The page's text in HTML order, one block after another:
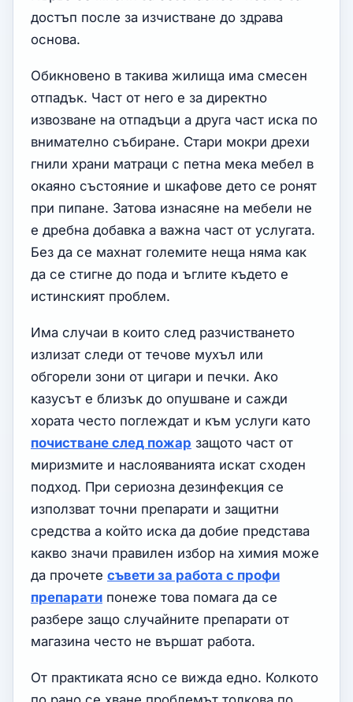
достъп после за изчистване до здрава
основа.
Обикновено в такива жилища има смесен
отпадък. Част от него е за директно
извозване на отпадъци а друга част иска по
внимателно събиране. Стари мокри дрехи
гнили храни матраци с петна мека мебел в
окаяно състояние и шкафове дето се ронят
при пипане. Затова изнасяне на мебели не
е дребна добавка а важна част от услугата.
Без да се махнат големите неща няма как
да се стигне до пода и ъглите където е
истинският проблем.
Има случаи в които след разчистването
излизат следи от течове мухъл или
обгорели зони от цигари и печки. Ако
казусът е близък до опушване и сажди
хората често поглеждат и към услуги като
почистване след пожар защото част от
миризмите и наслояванията искат сходен
подход. При сериозна дезинфекция се
използват точни препарати и защитни
средства а който иска да добие представа
какво значи правилен избор на химия може
да прочете съвети за работа с профи
препарати понеже това помага да се
разбере защо случайните препарати от
магазина често не вършат работа.
От практиката ясно се вижда едно. Колкото